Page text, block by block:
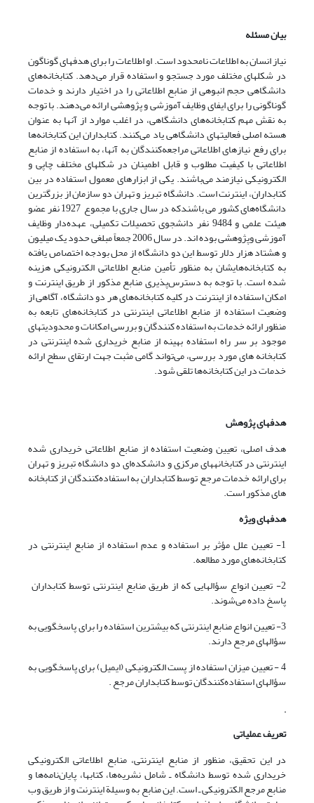
بیان مسئله
نیاز انسان به اطلاعات نامحدود است. او اطلاعات را برای هدفهای گوناگون
در شکلهای مختلف مورد جستجو و استفاده قرار می‌دهد. کتابخانه‌های
دانشگاهی حجم انبوهی از منابع اطلاعاتی را در اختیار دارند و خدمات
گوناگونی را برای ایفای وظایف آموزشی و پژوهشی ارائه می‌دهند. با توجه
به نقش مهم کتابخانه‌های دانشگاهی، در اغلب موارد از آنها به عنوان
هسته اصلی فعالیتهای دانشگاهی یاد می‌کنند. کتابداران این کتابخانه‌ها
برای رفع نیازهای اطلاعاتی مراجعه‌کنندگان به آنها، به استفاده از منابع
اطلاعاتی با کیفیت مطلوب و قابل اطمینان در شکلهای مختلف چاپی و
الکترونیکی نیازمند می‌باشند. یکی از ابزارهای معمول استفاده در بین
کتابداران، اینترنت است. دانشگاه تبریز و تهران دو سازمان از بزرگترین
دانشگاه‌های کشور می باشندکه در سال جاری با مجموع 1927 نفر عضو
هیئت علمی و 9484 نفر دانشجوی تحصیلات تکمیلی، عهده‌دار وظایف
آموزشی وپژوهشی بوده اند. در سال 2006 جمعاً مبلغی حدود یک میلیون
و هشتاد هزار دلار توسط این دو دانشگاه از محل بودجه اختصاص یافته
به کتابخانه‌هایشان به منظور تأمین منابع اطلاعاتی الکترونیکی هزینه
شده است. با توجه به دسترس‌پذیری منابع مذکور از طریق اینترنت و
امکان استفاده از اینترنت در کلیه کتابخانه‌های هر دو دانشگاه، آگاهی از
وضعیت استفاده از منابع اطلاعاتی اینترنتی در کتابخانه‌های تابعه به
منظور ارائه خدمات به استفاده کنندگان و بررسی امکانات و محدودیتهای
موجود بر سر راه استفاده بهینه از منابع خریداری شده اینترنتی در
کتابخانه های مورد بررسی، می‌تواند گامی مثبت جهت ارتقای سطح ارائه
خدمات در این کتابخانه‌ها تلقی شود.
هدفهای پژوهش
هدف اصلی، تعیین وضعیت استفاده از منابع اطلاعاتی خریداری شده
اینترنتی در کتابخانه­های مرکزی و دانشکده‌ای دو دانشگاه تبریز و تهران
برای ارائه خدمات مرجع توسط کتابداران به استفاده‌کنندگان از کتابخانه
های مذکور است.
هدفهای ویژه
1- تعیین علل مؤثر بر استفاده و عدم استفاده از منابع اینترنتی در
کتابخانه‌های مورد مطالعه.
2- تعیین انواع سؤالهایی که از طریق منابع اینترنتی توسط کتابداران
پاسخ داده می‌شوند.
3- تعیین انواع منابع اینترنتی که بیشترین استفاده را برای پاسخگویی به
سؤالهای مرجع دارند.
4 - تعیین میزان استفاده از پست الکترونیکی (ایمیل) برای پاسخگویی به
سؤالهای استفاده‌کنندگان توسط کتابداران مرجع .
تعریف عملیاتی
در این تحقیق، منظور از منابع اینترنتی، منابع اطلاعاتی الکترونیکی
خریداری شده توسط دانشگاه ـ شامل نشریه‌ها، کتابها، پایان‌نامه‌ها و
منابع مرجع الکترونیکی ـ است. این منابع به وسیلة اینترنت و از طریق وب